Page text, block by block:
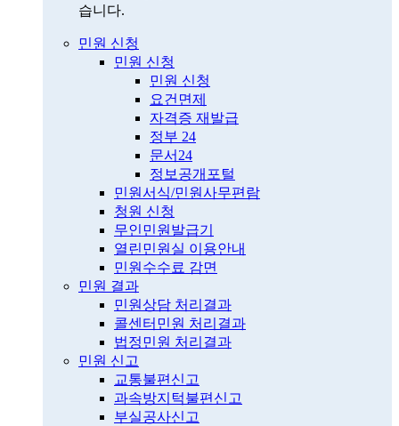
습니다.
민원 신청
민원 신청
민원 신청
요건면제
자격증 재발급
정부 24
문서24
정보공개포털
민원서식/민원사무편람
청원 신청
무인민원발급기
열린민원실 이용안내
민원수수료 감면
민원 결과
민원상담 처리결과
콜센터민원 처리결과
법정민원 처리결과
민원 신고
교통불편신고
과속방지턱불편신고
부실공사신고